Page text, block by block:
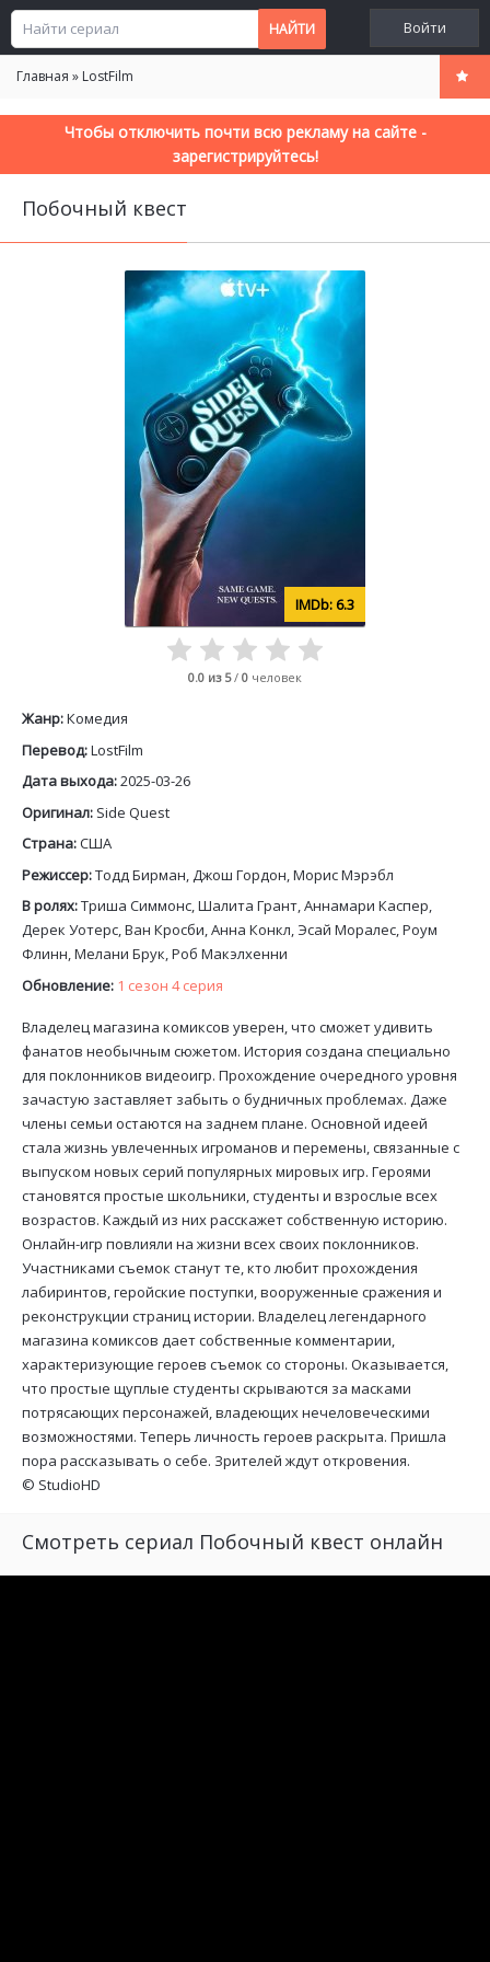
Войти
Главная » LostFilm
Чтобы отключить почти всю рекламу на сайте -
зарегистрируйтесь!
Побочный квест
6.3
0.0 из 5/ 0 человек
Жанр:Комедия
Перевод:LostFilm
Дата выхода:2025-03-26
Оригинал: Side Quest
Страна:США
Режиссер:Тодд Бирман, Джош Гордон, Морис Мэрэбл
В ролях:Триша Симмонс, Шалита Грант, Аннамари Каспер,
Дерек Уотерс, Ван Кросби, Анна Конкл, Эсай Моралес, Роум
Флинн, Мелани Брук, Роб Макэлхенни
Обновление: 1 сезон 4 серия
Владелец магазина комиксов уверен, что сможет удивить
фанатов необычным сюжетом. История создана специально
для поклонников видеоигр. Прохождение очередного уровня
зачастую заставляет забыть о будничных проблемах. Даже
члены семьи остаются на заднем плане. Основной идеей
стала жизнь увлеченных игроманов и перемены, связанные с
выпуском новых серий популярных мировых игр. Героями
становятся простые школьники, студенты и взрослые всех
возрастов. Каждый из них расскажет собственную историю.
Онлайн-игр повлияли на жизни всех своих поклонников.
Участниками съемок станут те, кто любит прохождения
лабиринтов, геройские поступки, вооруженные сражения и
реконструкции страниц истории. Владелец легендарного
магазина комиксов дает собственные комментарии,
характеризующие героев съемок со стороны. Оказывается,
что простые щуплые студенты скрываются за масками
потрясающих персонажей, владеющих нечеловеческими
возможностями. Теперь личность героев раскрыта. Пришла
пора рассказывать о себе. Зрителей ждут откровения.
© StudioHD
Смотреть сериал Побочный квест онлайн